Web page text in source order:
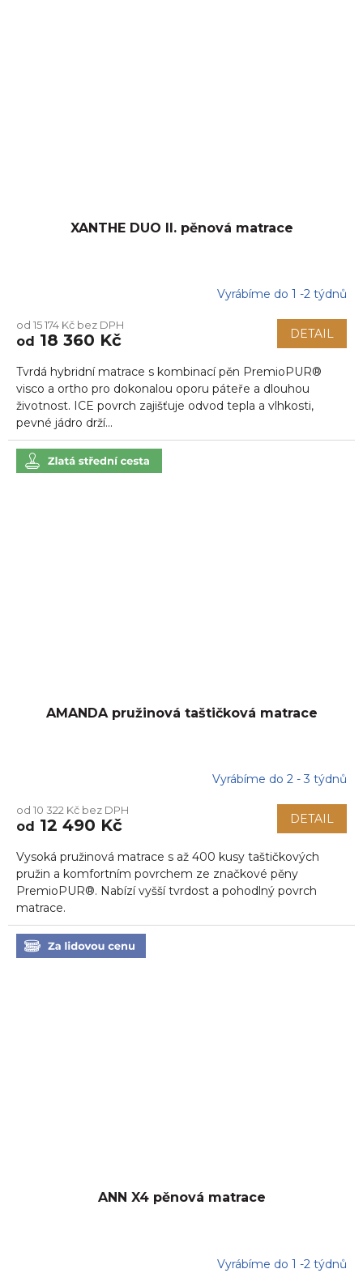
XANTHE DUO II. pěnová matrace
produktu
je
z
5
hvězdiček.
Vyrábíme do 1 -2 týdnů
od 15 174 Kč bez DPH
od 18 360 Kč DETAIL
Tvrdá hybridní matrace s kombinací pěn PremioPUR®
visco a ortho pro dokonalou oporu páteře a dlouhou
životnost. ICE povrch zajišťuje odvod tepla a vlhkosti,
pevné jádro drží...
AMANDA pružinová taštičková matrace
Vyrábíme do 2 - 3 týdnů
od 10 322 Kč bez DPH
od 12 490 Kč DETAIL
Vysoká pružinová matrace s až 400 kusy taštičkových
pružin a komfortním povrchem ze značkové pěny
PremioPUR®. Nabízí vyšší tvrdost a pohodlný povrch
matrace.
ANN X4 pěnová matrace
Vyrábíme do 1 -2 týdnů